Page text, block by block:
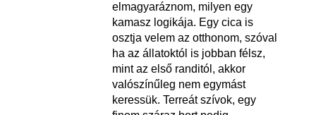
elmagyaráznom, milyen egy
kamasz logikája. Egy cica is
osztja velem az otthonom, szóval
ha az állatoktól is jobban félsz,
mint az első randitól, akkor
valószínűleg nem egymást
keressük. Terreát szívok, egy